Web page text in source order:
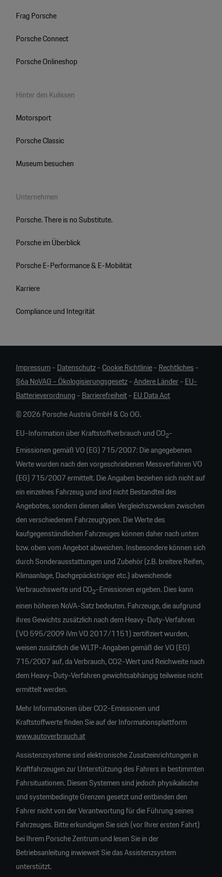
Frag Porsche
Porsche Connect
Porsche Onlineshop
Hinter den Kulissen
Motorsport
Porsche Classic
Museum besuchen
Unternehmen
Porsche. There is no Substitute.
Porsche im Überblick
Porsche E-Performance & E-Mobilität
Karriere
Compliance und Integrität
Impressum-Datenschutz-Cookie Richtlinie-Rechtliches-
§6a NoVAG - Ökologisierungsgesetz-Andere Länder-EU-
Batterieverordnung -Barrierefreiheit-EU Data Act
© 2026 Porsche Austria GmbH & Co OG.
EU-Information über Kraftstoffverbrauch und CO2-
Emissionen gemäß VO (EG) 715/2007: Die angegebenen
Werte wurden nach den vorgeschriebenen Messverfahren VO
(EG) 715/2007 ermittelt. Die Angaben beziehen sich nicht auf
ein einzelnes Fahrzeug und sind nicht Bestandteil des
Angebotes, sondern dienen allein Vergleichszwecken zwischen
den verschiedenen Fahrzeugtypen. Die Werte des
kaufgegenständlichen Fahrzeuges können daher nach unten
bzw. oben vom Angebot abweichen. Insbesondere können sich
durch Sonderausstattungen und Zubehör (z.B. breitere Reifen,
Klimaanlage, Dachgepäcksträger etc.) abweichende
Verbrauchswerte und CO2-Emissionen ergeben. Dies kann
einen höheren NoVA-Satz bedeuten. Fahrzeuge, die aufgrund
ihres Gewichts zusätzlich nach dem Heavy-Duty-Verfahren
(VO 595/2009 iVm VO 2017/1151) zertifiziert wurden,
weisen zusätzlich die WLTP-Angaben gemäß der VO (EG)
715/2007 auf, da Verbrauch, CO2-Wert und Reichweite nach
dem Heavy-Duty-Verfahren gewichtsabhängig teilweise nicht
ermittelt werden.
Mehr Informationen über CO2-Emissionen und
Kraftstoffwerte finden Sie auf der Informationsplattform
www.autoverbrauch.at
Assistenzsysteme sind elektronische Zusatzeinrichtungen in
Kraftfahrzeugen zur Unterstützung des Fahrers in bestimmten
Fahrsituationen. Diesen Systemen sind jedoch physikalische
und systembedingte Grenzen gesetzt und entbinden den
Fahrer nicht von der Verantwortung für die Führung seines
Fahrzeuges. Bitte erkundigen Sie sich (vor Ihrer ersten Fahrt)
bei Ihrem Porsche Zentrum und lesen Sie in der
Betriebsanleitung inwieweit Sie das Assistenzsystem
unterstützt.